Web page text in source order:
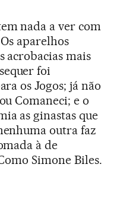
nada a ver com
aparelhos
acrobacias mais
foi
os Jogos; já não
Comaneci; e o
as ginastas que
outra faz
à de
Simone Biles.